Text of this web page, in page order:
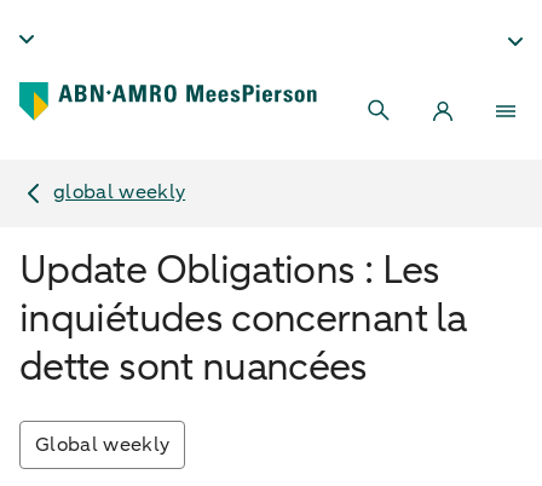
global weekly
Update Obligations : Les
inquiétudes concernant la
dette sont nuancées
Global weekly